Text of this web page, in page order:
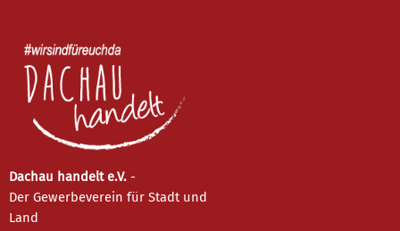
Dachau handelt e.V. -
Der Gewerbeverein für Stadt und
Land